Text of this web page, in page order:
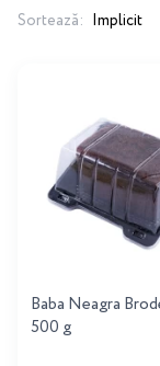
Sortează:
Baba Neagra
500 g